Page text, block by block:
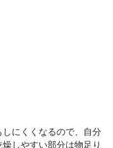
にくくなるので、自分
しやすい部分は物足り